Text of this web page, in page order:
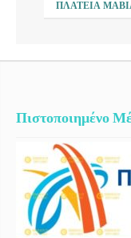
ΠΛΑΤΕΊΑ
Πιστοποιημένο